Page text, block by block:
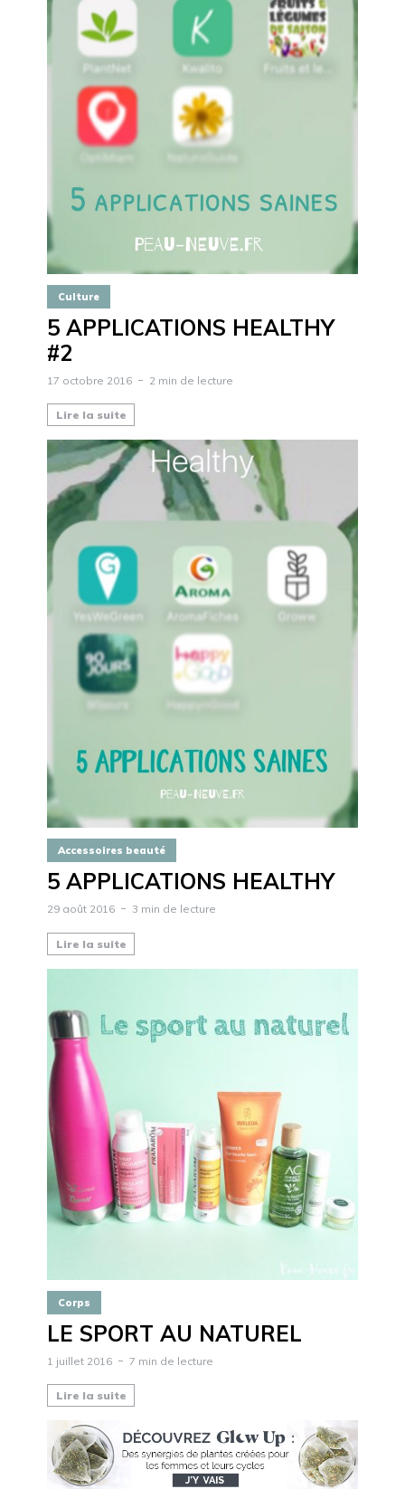
Culture
5 APPLICATIONS HEALTHY
#2
17 octobre 2016 2 min de lecture
Lire la suite
Accessoires beauté
5 APPLICATIONS HEALTHY
29 août 2016 3 min de lecture
Lire la suite
Corps
LE SPORT AU NATUREL
1 juillet 2016 7 min de lecture
Lire la suite